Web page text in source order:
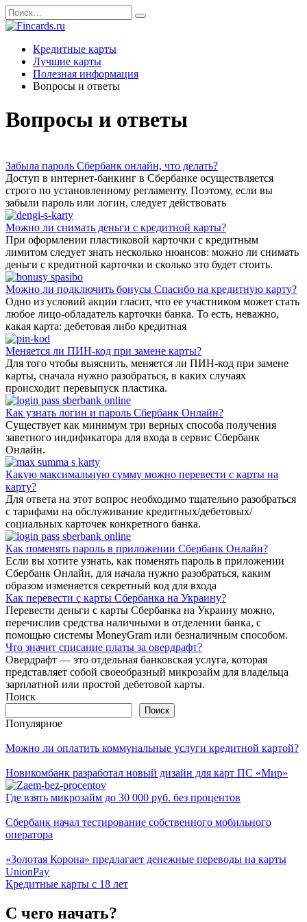
Перейти
к
Search
for:
Кредитные карты
Лучшие карты
Полезная информация
Вопросы и ответы
Вопросы и ответы
Забыла пароль Сбербанк онлайн, что делать?
Доступ в интернет-банкинг в Сбербанке осуществляется
строго по установленному регламенту. Поэтому, если вы
забыли пароль или логин, следует действовать
Можно ли снимать деньги с кредитной карты?
При оформлении пластиковой карточки с кредитным
лимитом следует знать несколько нюансов: можно ли снимать
деньги с кредитной карточки и сколько это будет стоить.
Можно ли подключить бонусы Спасибо на кредитную карту?
Одно из условий акции гласит, что ее участником может стать
любое лицо-обладатель карточки банка. То есть, неважно,
какая карта: дебетовая либо кредитная
Меняется ли ПИН-код при замене карты?
Для того чтобы выяснить, меняется ли ПИН-код при замене
карты, сначала нужно разобраться, в каких случаях
происходит перевыпуск пластика.
Как узнать логин и пароль Сбербанк Онлайн?
Существует как минимум три верных способа получения
заветного индификатора для входа в сервис Сбербанк
Онлайн.
Какую максимальную сумму можно перевести с карты на
карту?
Для ответа на этот вопрос необходимо тщательно разобраться
с тарифами на обслуживание кредитных/дебетовых/
социальных карточек конкретного банка.
Как поменять пароль в приложении Сбербанк Онлайн?
Если вы хотите узнать, как поменять пароль в приложении
Сбербанк Онлайн, для начала нужно разобраться, каким
образом изменяется секретный код для входа
Как перевести с карты Сбербанка на Украину?
Перевести деньги с карты Сбербанка на Украину можно,
перечислив средства наличными в отделении банка, с
помощью системы MoneyGram или безналичным способом.
Что значит списание платы за овердрафт?
Овердрафт — это отдельная банковская услуга, которая
представляет собой своеобразный микрозайм для владельца
зарплатной или простой дебетовой карты.
Поиск
Поиск
Популярное
Можно ли оплатить коммунальные услуги кредитной картой?
Новикомбанк разработал новый дизайн для карт ПС «Мир»
Где взять микрозайм до 30 000 руб. без процентов
Сбербанк начал тестирование собственного мобильного
оператора
«Золотая Корона» предлагает денежные переводы на карты
UnionPay
Кредитные карты с 18 лет
С чего начать?